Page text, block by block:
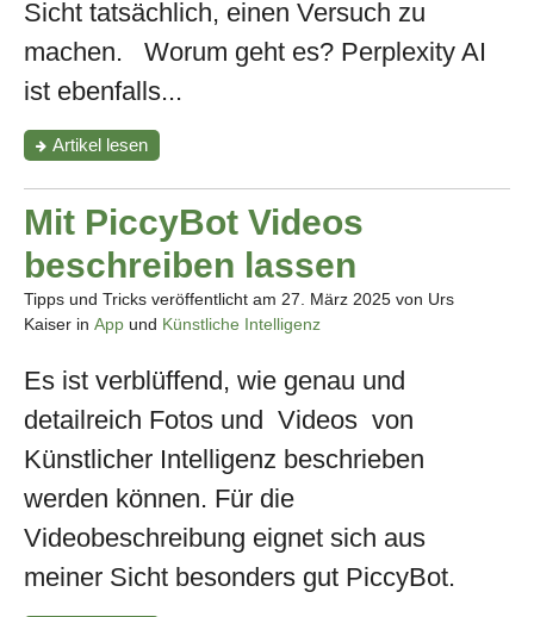
Sicht tatsächlich, einen Versuch zu
machen. Worum geht es? Perplexity AI
ist ebenfalls...
Artikel"Perplexity-
eine
valable
Ergänzung
oder
Alternative
zu
ChatGPT"
lesen
Mit PiccyBot Videos
beschreiben lassen
Tipps und Tricks veröffentlicht am 27. März 2025 von Urs
Kaiser in App und Künstliche Intelligenz
Es ist verblüffend, wie genau und
detailreich Fotos und Videos von
Künstlicher Intelligenz beschrieben
werden können. Für die
Videobeschreibung eignet sich aus
meiner Sicht besonders gut PiccyBot.